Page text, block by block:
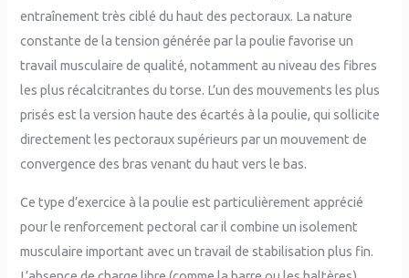
entraînement très ciblé du haut des pectoraux. La nature
constante de la tension générée par la poulie favorise un
travail musculaire de qualité, notamment au niveau des fibres
les plus récalcitrantes du torse. L’un des mouvements les plus
prisés est la version haute des écartés à la poulie, qui sollicite
directement les pectoraux supérieurs par un mouvement de
convergence des bras venant du haut vers le bas.
Ce type d’exercice à la poulie est particulièrement apprécié
pour le renforcement pectoral car il combine un isolement
musculaire important avec un travail de stabilisation plus fin.